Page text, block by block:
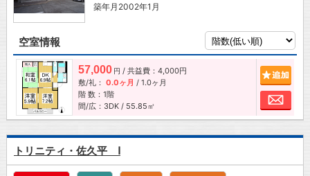
築年月2002年1月
空室情報
57,000 円 / 共益費：4,000円
敷/礼： 0.0ヶ月 / 1.0ヶ月
階 数：1階
間/広：3DK / 55.85㎡
お
トリニティ・佐久平 Ⅰ